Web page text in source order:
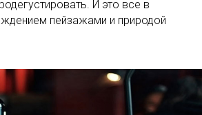
И это все в
пейзажами и природой